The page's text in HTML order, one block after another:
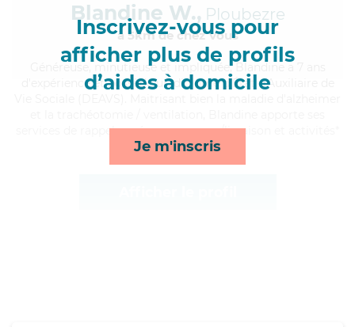
Inscrivez-vous pour
afficher plus de profils
d’aides à domicile
Je m'inscris
Blandine W., Ploubezre
à 5km de chez Vous
, minutieuse et impliquée, Blandine a 7 ans
d'expérience et possède un diplôme d'État d'Auxiliaire de
services de rappels, ménage, courses/livraison et activités*